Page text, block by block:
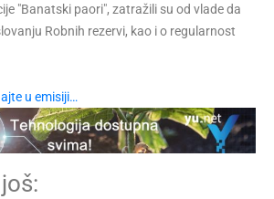
"Banatski paori", zatražili su od vlade da
Robnih rezervi, kao i o regularnost
u emisiji…